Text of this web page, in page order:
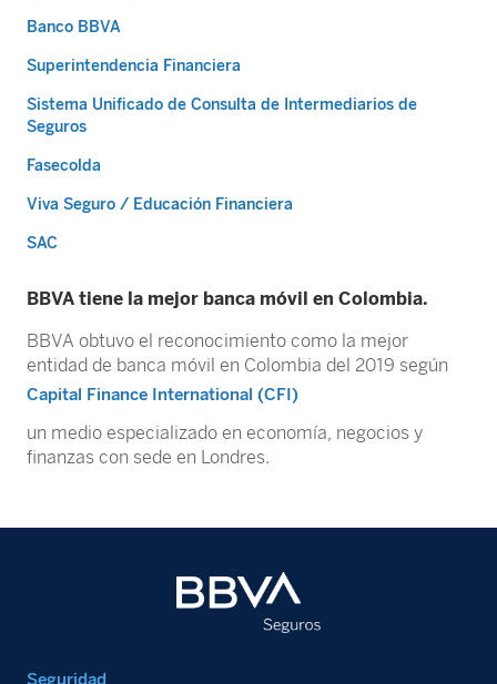
Banco BBVA
Superintendencia Financiera
Sistema Unificado de Consulta de Intermediarios de
Seguros
Fasecolda
Viva Seguro / Educación Financiera
SAC
BBVA tiene la mejor banca móvil en Colombia.
BBVA obtuvo el reconocimiento como la mejor
entidad de banca móvil en Colombia del 2019 según
Capital Finance International (CFI)
un medio especializado en economía, negocios y
finanzas con sede en Londres.
Seguridad